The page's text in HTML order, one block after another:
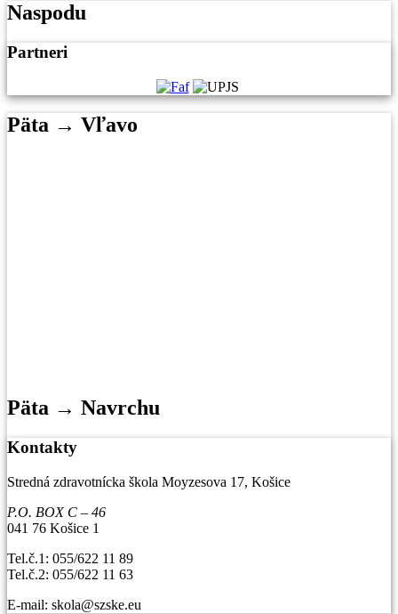
Naspodu
Partneri
Päta → Vľavo
Päta → Navrchu
Kontakty
Stredná zdravotnícka škola Moyzesova 17, Košice
P.O. BOX C – 46
041 76 Košice 1
Tel.č.1: 055/622 11 89
Tel.č.2: 055/622 11 63
E-mail: skola@szske.eu